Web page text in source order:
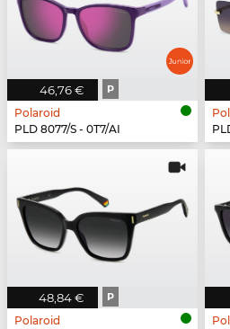
46,76 € P
Polaroid
PLD 8077/S - 0T7/AI
48,84 € P
Polaroid